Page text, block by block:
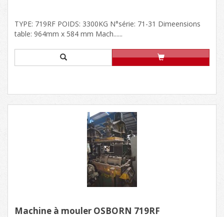
TYPE: 719RF POIDS: 3300KG N°série: 71-31 Dimeensions
table: 964mm x 584 mm Mach......
Machine à mouler OSBORN 719RF